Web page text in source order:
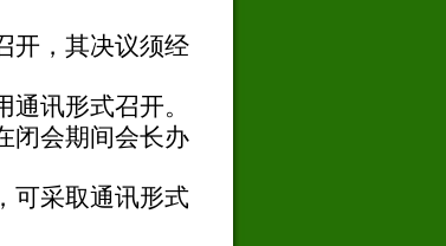
开，其决议须经
讯形式召开。
闭会期间会长办
可采取通讯形式